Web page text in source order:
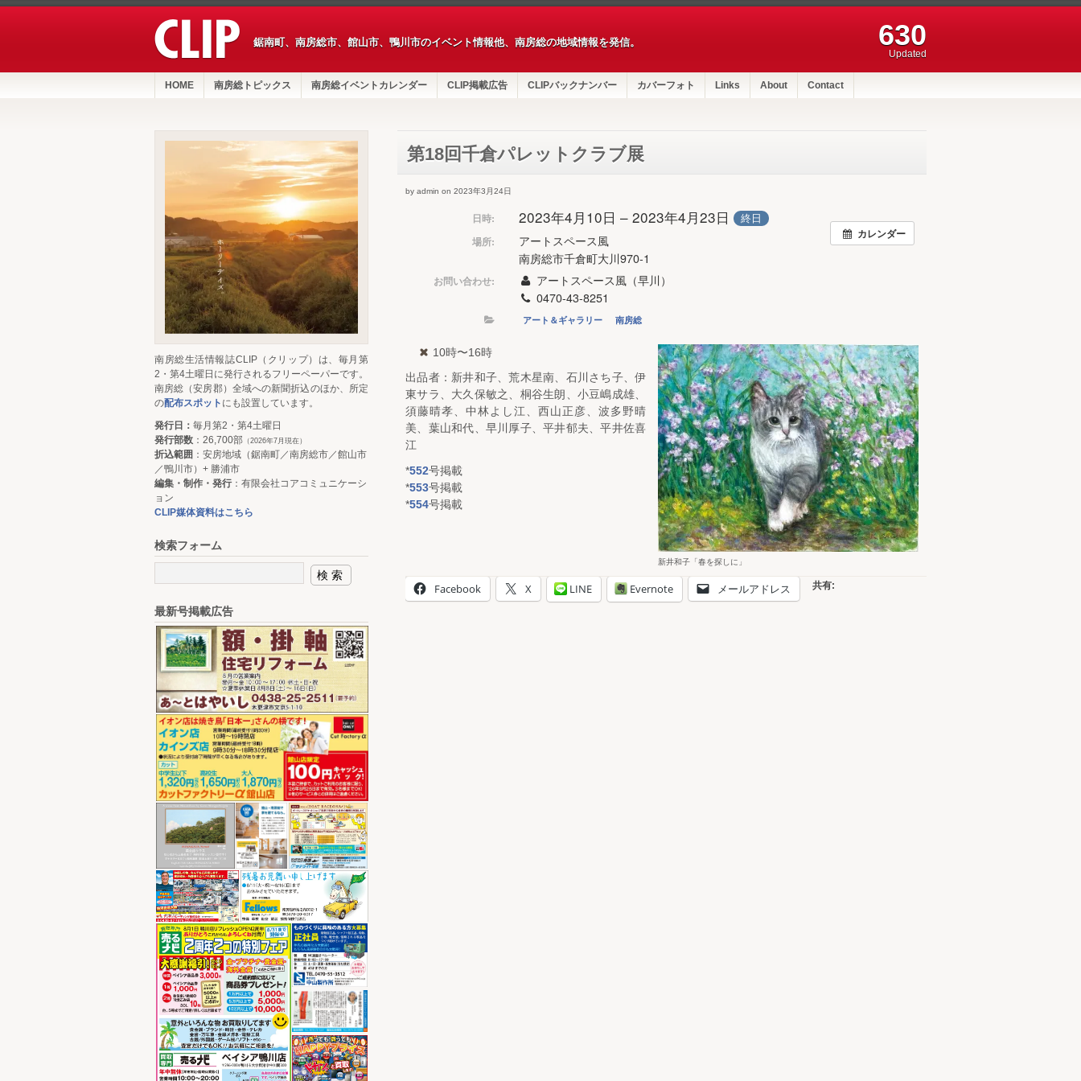
鋸南町、南房総市、館山市、鴨川市のイベント情報他、南房総の地域情報を発信。 630
Updated
HOME 南房総トピックス 南房総イベントカレンダー CLIP掲載広告 CLIPバックナンバー カバーフォト Links About Contact
第18回千倉パレットクラブ展
by admin on 2023年3月24日
カレンダー
日時: 2023年4月10日 – 2023年4月23日 終日
場所:
アートスペース風
南房総市千倉町大川970-1
お問い合わせ:
アートスペース風（早川）
0470-43-8251
アート＆ギャラリー 南房総
新井和子「春を探しに」
10時〜16時
出品者：新井和子、荒木星南、石川さち子、伊
東サラ、大久保敏之、桐谷生朗、小豆嶋成雄、
須藤晴孝、中林よし江、西山正彦、波多野晴
美、葉山和代、早川厚子、平井郁夫、平井佐喜
江
*552号掲載
*553号掲載
*554号掲載
共有:
Facebook X LINE Evernote メールアドレス
南房総生活情報誌CLIP（クリップ）は、毎月第
2・第4土曜日に発行されるフリーペーパーです。
南房総（安房郡）全域への新聞折込のほか、所定
の配布スポット にも設置しています。
発行日： 毎月第2・第4土曜日
発行部数 ：26,700部 （2026年7月現在）
折込範囲 ：安房地域（鋸南町／南房総市／館山市
／鴨川市）+ 勝浦市
編集・制作・発行：有限会社コアコミュニケーシ
ョン
CLIP媒体資料はこちら
検索フォーム
最新号掲載広告